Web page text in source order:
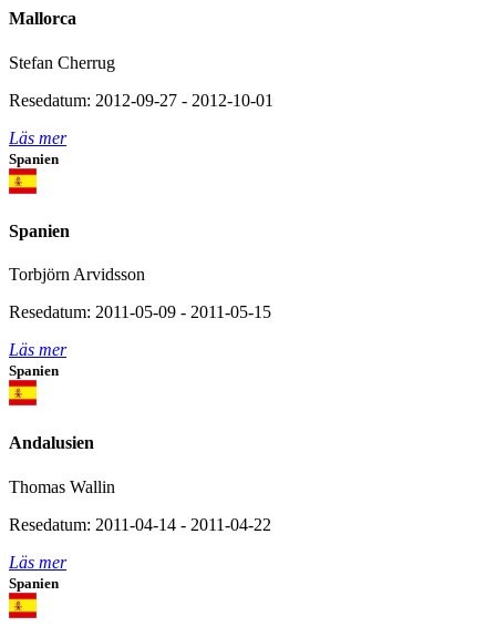
Mallorca
Stefan Cherrug
Resedatum: 2012-09-27 - 2012-10-01
Läs mer
Spanien
Spanien
Torbjörn Arvidsson
Resedatum: 2011-05-09 - 2011-05-15
Läs mer
Spanien
Andalusien
Thomas Wallin
Resedatum: 2011-04-14 - 2011-04-22
Läs mer
Spanien